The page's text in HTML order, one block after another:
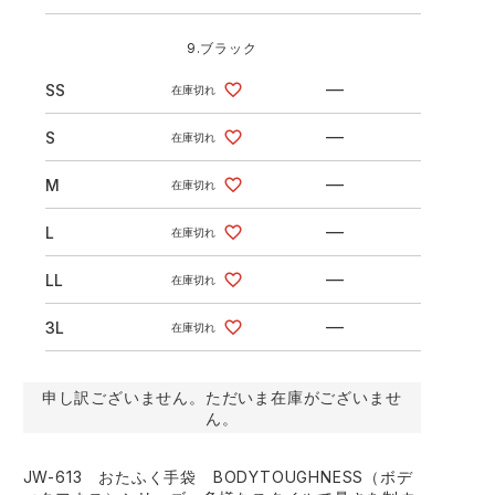
9.ブラック
SS 在庫切れ —
S 在庫切れ —
M 在庫切れ —
L 在庫切れ —
LL 在庫切れ —
3L 在庫切れ —
申し訳ございません。ただいま在庫がございませ
ん。
JW-613 おたふく手袋 BODYTOUGHNESS（ボデ